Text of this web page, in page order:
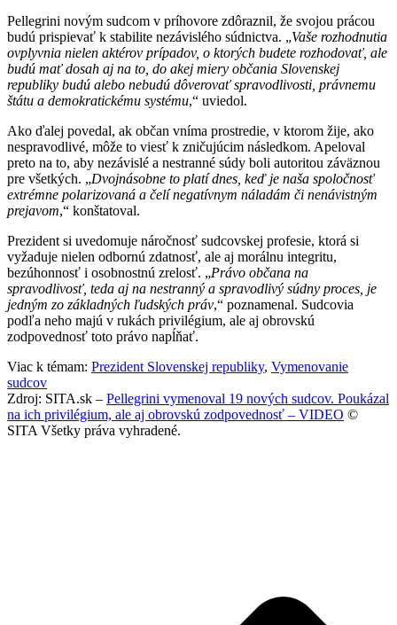
Pellegrini novým sudcom v príhovore zdôraznil, že svojou prácou
budú prispievať k stabilite nezávislého súdnictva. „Vaše rozhodnutia
ovplyvnia nielen aktérov prípadov, o ktorých budete rozhodovať, ale
budú mať dosah aj na to, do akej miery občania Slovenskej
republiky budú alebo nebudú dôverovať spravodlivosti, právnemu
štátu a demokratickému systému,“ uviedol.
Ako ďalej povedal, ak občan vníma prostredie, v ktorom žije, ako
nespravodlivé, môže to viesť k zničujúcim následkom. Apeloval
preto na to, aby nezávislé a nestranné súdy boli autoritou záväznou
pre všetkých. „Dvojnásobne to platí dnes, keď je naša spoločnosť
extrémne polarizovaná a čelí negatívnym náladám či nenávistným
prejavom,“ konštatoval.
Prezident si uvedomuje náročnosť sudcovskej profesie, ktorá si
vyžaduje nielen odbornú zdatnosť, ale aj morálnu integritu,
bezúhonnosť i osobnostnú zrelosť. „Právo občana na
spravodlivosť, teda aj na nestranný a spravodlivý súdny proces, je
jedným zo základných ľudských práv,“ poznamenal. Sudcovia
podľa neho majú v rukách privilégium, ale aj obrovskú
zodpovednosť toto právo napĺňať.
Viac k témam: Prezident Slovenskej republiky, Vymenovanie
sudcov
Zdroj: SITA.sk – Pellegrini vymenoval 19 nových sudcov. Poukázal
na ich privilégium, ale aj obrovskú zodpovednosť – VIDEO ©
SITA Všetky práva vyhradené.